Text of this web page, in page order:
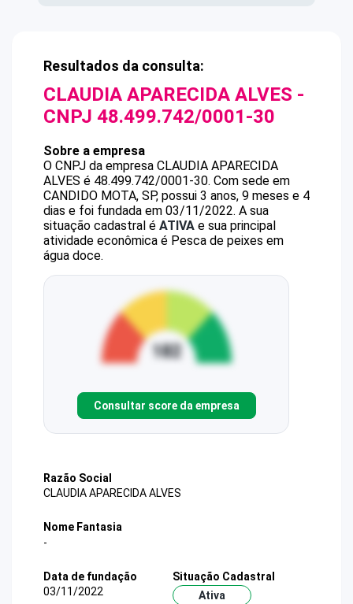
Resultados da consulta:
CLAUDIA APARECIDA ALVES -
CNPJ 48.499.742/0001-30
Sobre a empresa
O CNPJ da empresa CLAUDIA APARECIDA
ALVES é 48.499.742/0001-30. Com sede em
CANDIDO MOTA, SP, possui 3 anos, 9 meses e 4
dias e foi fundada em 03/11/2022. A sua
situação cadastral é ATIVA e sua principal
atividade econômica é Pesca de peixes em
água doce.
Consultar score da empresa
Razão Social
CLAUDIA APARECIDA ALVES
Nome Fantasia
-
Data de fundação
03/11/2022
Situação Cadastral
Ativa